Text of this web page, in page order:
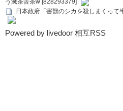
う滅茶苦茶w [828293379]
日本政府「害獣のシカを殺しまくっ
Powered by livedoor 相互RSS